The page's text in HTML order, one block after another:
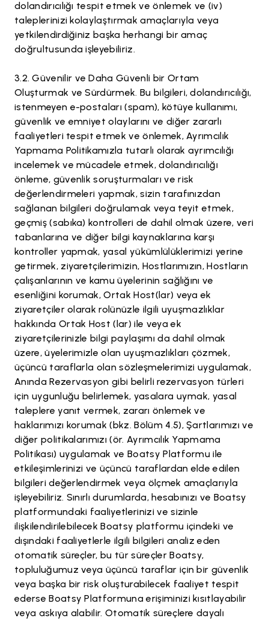
dolandırıcılığı tespit etmek ve önlemek ve (iv)
taleplerinizi kolaylaştırmak amaçlarıyla veya
yetkilendirdiğiniz başka herhangi bir amaç
doğrultusunda işleyebiliriz.
Güvenilir ve Daha Güvenli bir Ortam
Oluşturmak ve Sürdürmek. Bu bilgileri, dolandırıcılığı,
istenmeyen e-postaları (spam), kötüye kullanımı,
güvenlik ve emniyet olaylarını ve diğer zararlı
faaliyetleri tespit etmek ve önlemek, Ayrımcılık
Yapmama Politikamızla tutarlı olarak ayrımcılığı
incelemek ve mücadele etmek, dolandırıcılığı
önleme, güvenlik soruşturmaları ve risk
değerlendirmeleri yapmak, sizin tarafınızdan
sağlanan bilgileri doğrulamak veya teyit etmek,
geçmiş (sabıka) kontrolleri de dahil olmak üzere, veri
tabanlarına ve diğer bilgi kaynaklarına karşı
kontroller yapmak, yasal yükümlülüklerimizi yerine
getirmek, ziyaretçilerimizin, Hostlarımızın, Hostların
çalışanlarının ve kamu üyelerinin sağlığını ve
esenliğini korumak, Ortak Host(lar) veya ek
ziyaretçiler olarak rolünüzle ilgili uyuşmazlıklar
hakkında Ortak Host (lar) ile veya ek
ziyaretçilerinizle bilgi paylaşımı da dahil olmak
üzere, üyelerimizle olan uyuşmazlıkları çözmek,
üçüncü taraflarla olan sözleşmelerimizi uygulamak,
Anında Rezervasyon gibi belirli rezervasyon türleri
için uygunluğu belirlemek, yasalara uymak, yasal
taleplere yanıt vermek, zararı önlemek ve
haklarımızı korumak (bkz. Bölüm 4.5), Şartlarımızı ve
diğer politikalarımızı (ör. Ayrımcılık Yapmama
Politikası) uygulamak ve Boatsy Platformu ile
etkileşimlerinizi ve üçüncü taraflardan elde edilen
bilgileri değerlendirmek veya ölçmek amaçlarıyla
işleyebiliriz. Sınırlı durumlarda, hesabınızı ve Boatsy
platformundaki faaliyetlerinizi ve sizinle
ilişkilendirilebilecek Boatsy platformu içindeki ve
dışındaki faaliyetlerle ilgili bilgileri analiz eden
otomatik süreçler, bu tür süreçler Boatsy,
topluluğumuz veya üçüncü taraflar için bir güvenlik
veya başka bir risk oluşturabilecek faaliyet tespit
ederse Boatsy Platformuna erişiminizi kısıtlayabilir
veya askıya alabilir. Otomatik süreçlere dayalı